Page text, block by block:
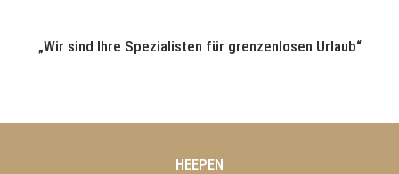
„Wir sind Ihre Spezialisten für grenzenlosen Urlaub“
HEEPEN